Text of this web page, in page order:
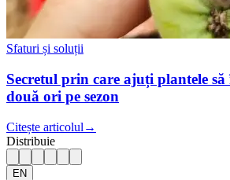
Sfaturi și soluții
Secretul prin care ajuți plantele să
două ori pe sezon
Citește articolul →
Distribuie
EN